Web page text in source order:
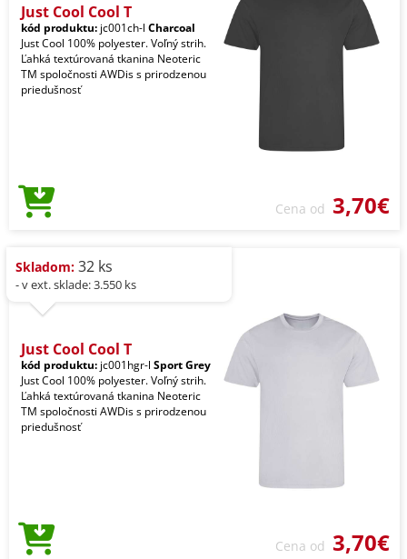
Just Cool Cool T
kód produktu: jc001ch-l Charcoal
Just Cool 100% polyester. Voľný strih.
Ľahká textúrovaná tkanina Neoteric
TM spoločnosti AWDis s prirodzenou
priedušnosť
Cena od 3,70€
Skladom: 32 ks
- v ext. sklade: 3.550 ks
Just Cool Cool T
kód produktu: jc001hgr-l Sport Grey
Just Cool 100% polyester. Voľný strih.
Ľahká textúrovaná tkanina Neoteric
TM spoločnosti AWDis s prirodzenou
priedušnosť
Cena od 3,70€